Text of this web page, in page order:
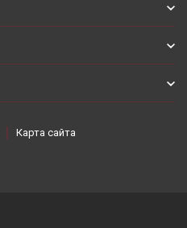
Карта сайта